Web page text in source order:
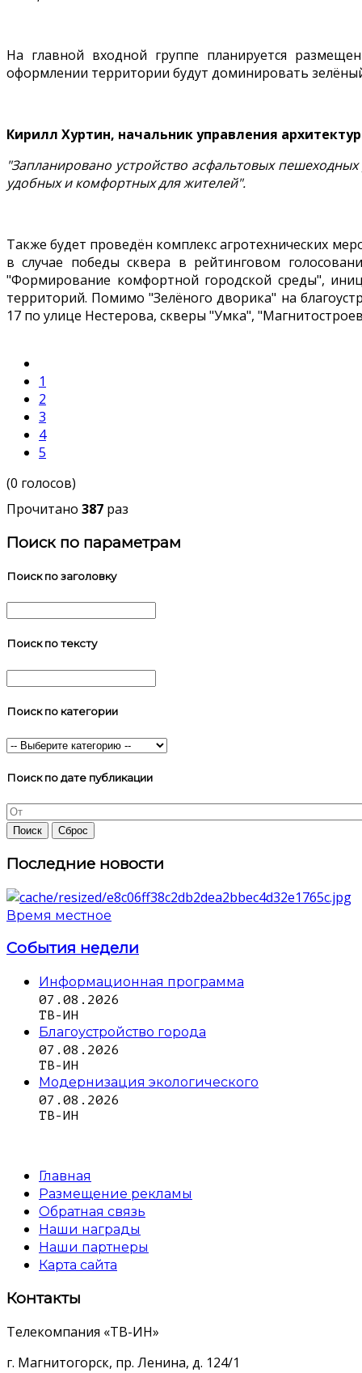
На главной входной группе планируется
оформлении территории будут доминировать
Кирилл Хуртин, начальник управления
"Запланировано устройство асфальтовых
удобных и комфортных для жителей".
Также будет проведён комплекс агротехнических
в случае победы сквера в рейтинговом
"Формирование комфортной городской среды",
территорий. Помимо "Зелёного дворика" на
17 по улице Нестерова, скверы "Умка",
1
2
3
4
5
(0 голосов)
Прочитано 387 раз
Поиск по параметрам
Поиск по заголовку
Поиск по тексту
Поиск по категории
Поиск по дате публикации
Последние новости
Время местное
События недели
Информационная программа
07.08.2026
ТВ-ИН
Благоустройство города
07.08.2026
ТВ-ИН
Модернизация экологического
07.08.2026
ТВ-ИН
Главная
Размещение рекламы
Обратная связь
Наши награды
Наши партнеры
Карта сайта
Контакты
Телекомпания «ТВ-ИН»
г. Магнитогорск, пр. Ленина, д. 124/1